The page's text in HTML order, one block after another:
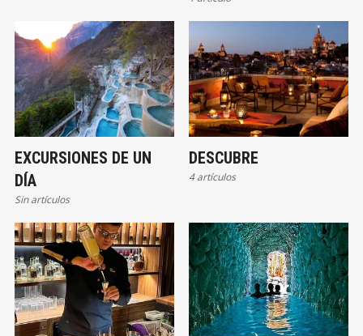
EXCURSIONES DE UN
DÍA
Sin artículos
DESCUBRE
4 artículos